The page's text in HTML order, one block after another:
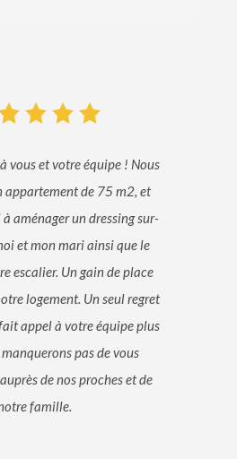
vous et votre équipe ! Nous
appartement de 75 m2, et
à aménager un dressing sur-
et mon mari ainsi que le
escalier. Un gain de place
logement. Un seul regret
appel à votre équipe plus
pas de vous
de nos proches et de
famille.